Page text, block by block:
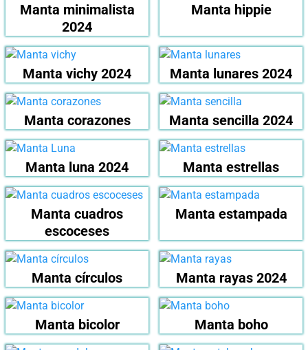
Manta minimalista
2024
Manta hippie
Manta vichy 2024 Manta lunares 2024
Manta corazones Manta sencilla 2024
Manta luna 2024 Manta estrellas
Manta cuadros
escoceses
Manta estampada
Manta círculos Manta rayas 2024
Manta bicolor Manta boho